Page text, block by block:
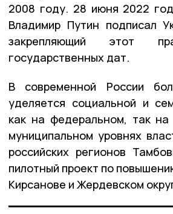
2008 году. 28 июня 2022
Владимир Путин подписал
закрепляющий этот
государственных дат.
В современной России
уделяется социальной и
как на федеральном, так на
муниципальном уровнях
российских регионов
пилотный проект по
Кирсанове и Жердевском